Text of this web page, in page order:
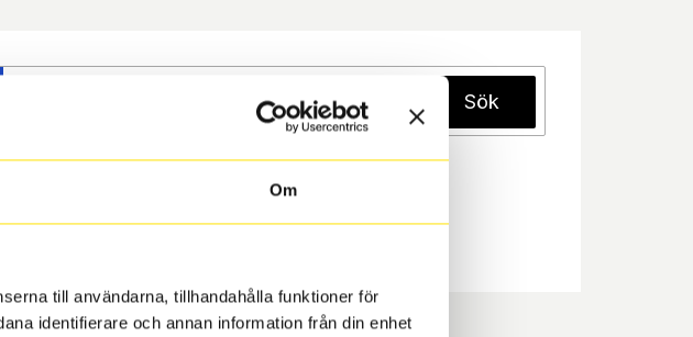
Om
till användarna, tillhandahålla funktioner för
identifierare och annan information från din enhet
Sök